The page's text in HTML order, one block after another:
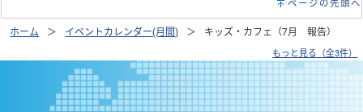
ページの先頭へ
ホーム イベントカレンダー(月間) キッズ・カフェ（7月 報告）
もっと見る（全3件）